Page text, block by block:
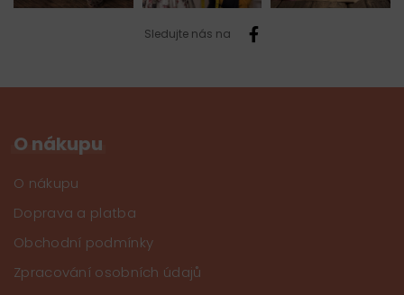
Sledujte nás na
O nákupu
O nákupu
Doprava a platba
Obchodní podmínky
Zpracování osobních údajů